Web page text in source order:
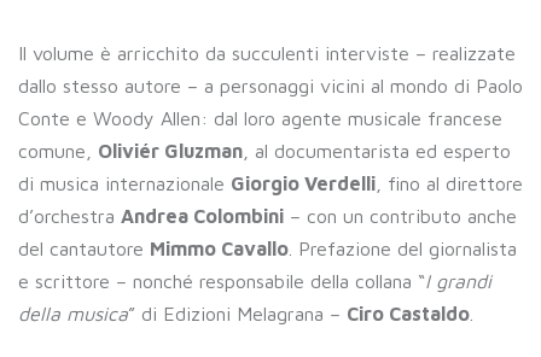
Il volume è arricchito da succulenti interviste – realizzate
dallo stesso autore – a personaggi vicini al mondo di Paolo
Conte e Woody Allen: dal loro agente musicale francese
comune, Oliviér Gluzman , al documentarista ed esperto
di musica internazionale Giorgio Verdelli , fino al direttore
d’orchestra Andrea Colombini – con un contributo anche
del cantautore Mimmo Cavallo . Prefazione del giornalista
e scrittore – nonché responsabile della collana “I grandi
della musica” di Edizioni Melagrana – Ciro Castaldo